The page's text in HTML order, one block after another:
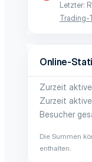
Letzter:
Trading-
Online-
Zurzeit
Zurzeit
Besucher
Die Summen
enthalten.